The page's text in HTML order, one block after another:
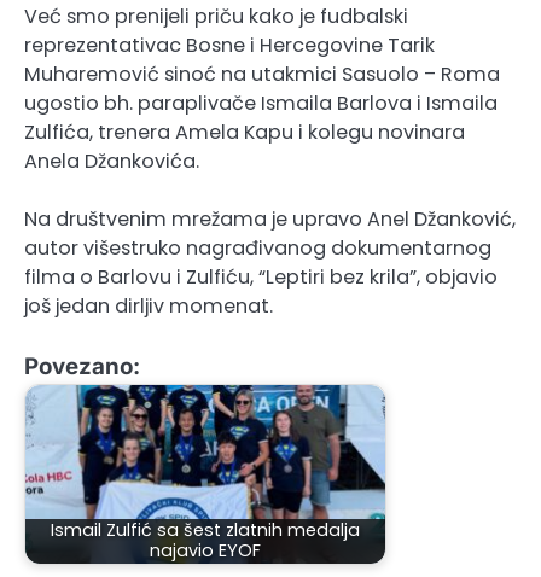
Već smo prenijeli priču kako je fudbalski
reprezentativac Bosne i Hercegovine Tarik
Muharemović sinoć na utakmici Sasuolo – Roma
ugostio bh. paraplivače Ismaila Barlova i Ismaila
Zulfića, trenera Amela Kapu i kolegu novinara
Anela Džankovića.
Na društvenim mrežama je upravo Anel Džanković,
autor višestruko nagrađivanog dokumentarnog
filma o Barlovu i Zulfiću, “Leptiri bez krila”, objavio
još jedan dirljiv momenat.
Povezano:
Ismail Zulfić sa šest zlatnih medalja
najavio EYOF